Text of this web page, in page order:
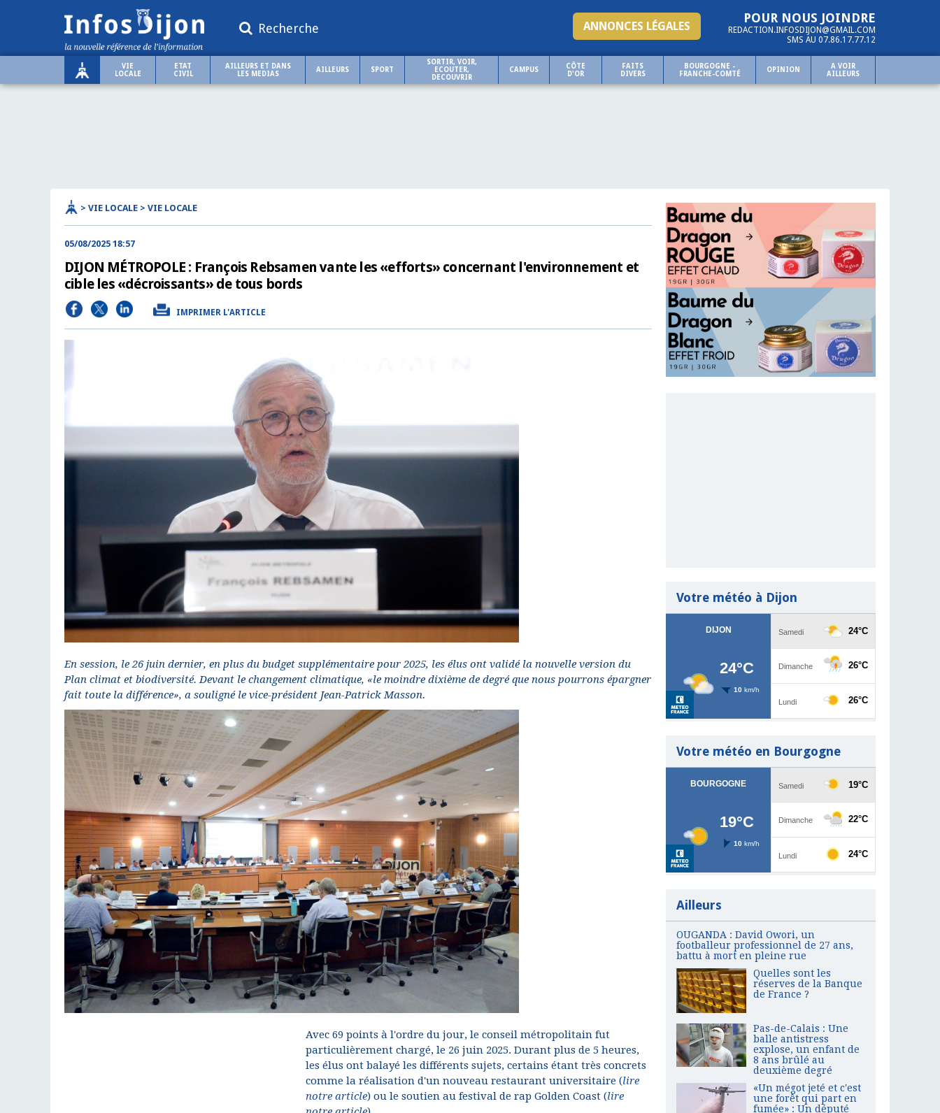
Recherche
POUR NOUS JOINDRE
REDACTION.INFOSDIJON@GMAIL.COM
SMS AU 07.86.17.77.12
ANNONCES LÉGALES
VIE
LOCALE
ETAT
CIVIL
AILLEURS ET DANS
LES MEDIAS
AILLEURS SPORT
SORTIR, VOIR,
ECOUTER,
DECOUVRIR
CAMPUS
CÔTE
D'OR
FAITS
DIVERS
BOURGOGNE -
FRANCHE-COMTÉ
OPINION
A VOIR
AILLEURS
> VIE LOCALE > VIE LOCALE
05/08/2025 18:57
DIJON MÉTROPOLE : François Rebsamen vante les «efforts» concernant l'environnement et
cible les «décroissants» de tous bords
IMPRIMER L'ARTICLE
En session, le 26 juin dernier, en plus du budget supplémentaire pour 2025, les élus ont validé la nouvelle version du
Plan climat et biodiversité. Devant le changement climatique, «le moindre dixième de degré que nous pourrons épargner
fait toute la différence», a souligné le vice-président Jean-Patrick Masson.
Avec 69 points à l'ordre du jour, le conseil métropolitain fut
particulièrement chargé, le 26 juin 2025. Durant plus de 5 heures,
les élus ont balayé les différents sujets, certains étant très concrets
comme la réalisation d'un nouveau restaurant universitaire (lire
notre article) ou le soutien au festival de rap Golden Coast (lire
Votre météo à Dijon
Votre météo en Bourgogne
Ailleurs
OUGANDA : David Owori, un
footballeur professionnel de 27 ans,
battu à mort en pleine rue
Quelles sont les
réserves de la Banque
de France ?
Pas-de-Calais : Une
balle antistress
explose, un enfant de
8 ans brûlé au
deuxième degré
«Un mégot jeté et c'est
une forêt qui part en
fumée» : Un député